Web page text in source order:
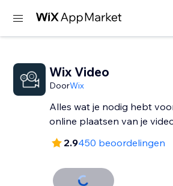
Wix Video
DoorWix
Alles wat je nodig hebt
online plaatsen van je
2.9450 beoordelingen